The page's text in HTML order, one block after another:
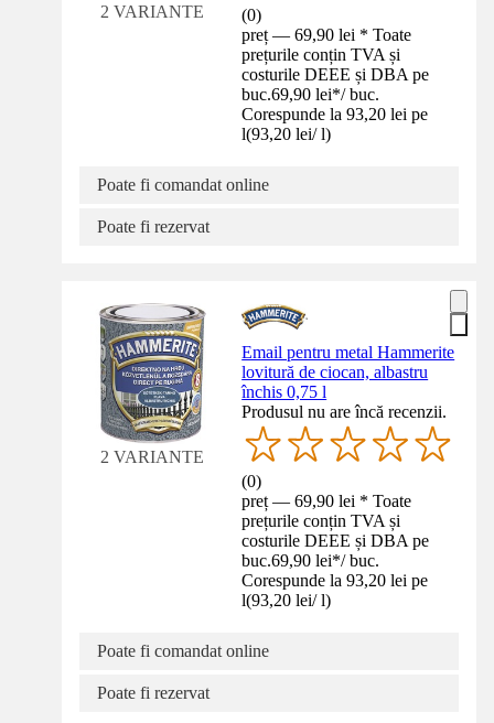
2 VARIANTE (0)
preț — 69,90 lei * Toate
prețurile conțin TVA și
costurile DEEE și DBA pe
buc.69,90 lei*/ buc.
Corespunde la 93,20 lei pe
l(93,20 lei/ l)
Poate fi comandat online
Poate fi rezervat
2 VARIANTE
Email pentru metal Hammerite
lovitură de ciocan, albastru
închis 0,75 l
Produsul nu are încă recenzii.
(0)
preț — 69,90 lei * Toate
prețurile conțin TVA și
costurile DEEE și DBA pe
buc.69,90 lei*/ buc.
Corespunde la 93,20 lei pe
l(93,20 lei/ l)
Poate fi comandat online
Poate fi rezervat